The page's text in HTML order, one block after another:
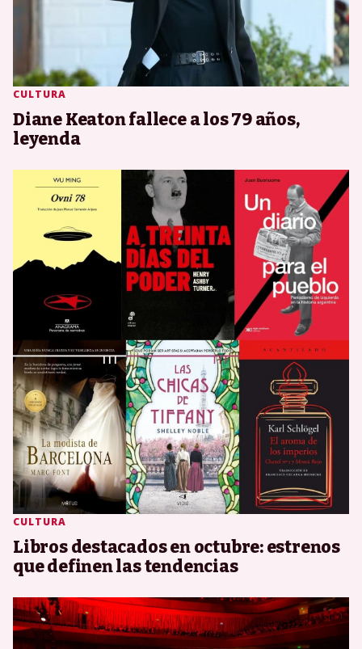
CULTURA
Diane Keaton fallece a los 79 años,
leyenda
CULTURA
Libros destacados en octubre: estrenos
que definen las tendencias